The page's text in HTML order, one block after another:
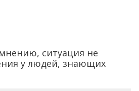
ситуация не
у людей, знающих